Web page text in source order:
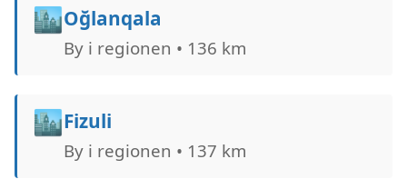
🏙️Oğlanqala
By i regionen • 136 km
🏙️Fizuli
By i regionen • 137 km